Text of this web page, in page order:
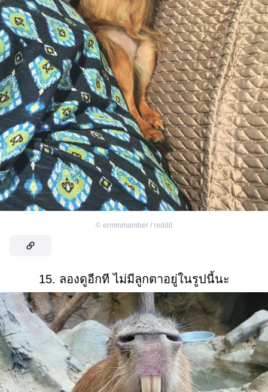
© ermmmamber / reddit
15. ลองดูอีกที ไม่มีลูกตาอยู่ในรูปนี้นะ